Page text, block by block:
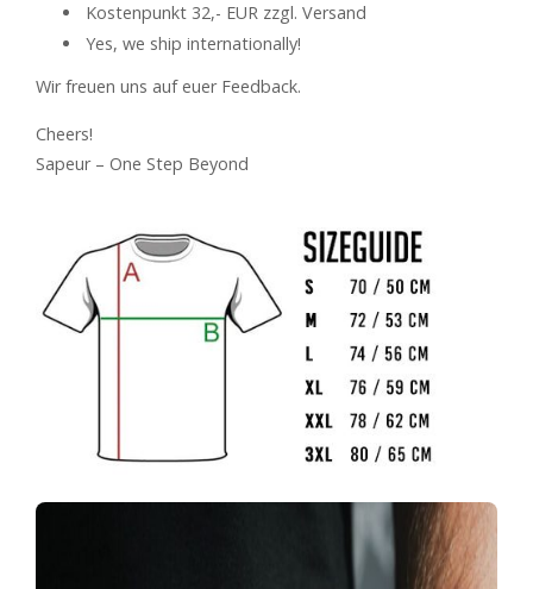
Kostenpunkt 32,- EUR zzgl. Versand
Yes, we ship internationally!
Wir freuen uns auf euer Feedback.
Cheers!
Sapeur – One Step Beyond